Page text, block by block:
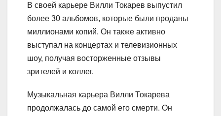
В своей карьере Вилли Токарев выпустил
более 30 альбомов, которые были проданы
миллионами копий. Он также активно
выступал на концертах и телевизионных
шоу, получая восторженные отзывы
зрителей и коллег.
Музыкальная карьера Вилли Токарева
продолжалась до самой его смерти. Он